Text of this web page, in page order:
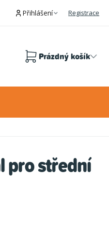
Přihlášení Registrace
Prázdný košík
pro střední